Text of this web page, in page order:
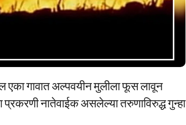
एका गावात अल्पवयीन मुलीला फूस लावून
नातेवाईक असलेल्या तरुणाविरुद्ध गुन्हा